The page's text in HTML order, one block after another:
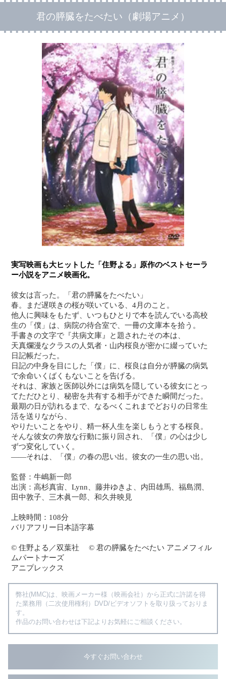
君の膵臓をたべたい（劇場アニメ）
実写映画も大ヒットした「住野よる」原作のベストセーラ
ー小説をアニメ映画化。
彼女は言った。「君の膵臓をたべたい」
春。まだ遅咲きの桜が咲いている、4月のこと。
他人に興味をもたず、いつもひとりで本を読んでいる高校
生の「僕」は、病院の待合室で、一冊の文庫本を拾う。
手書きの文字で『共病文庫』と題されたその本は、
天真爛漫なクラスの人気者・山内桜良が密かに綴っていた
日記帳だった。
日記の中身を目にした「僕」に、桜良は自分が膵臓の病気
で余命いくばくもないことを告げる。
それは、家族と医師以外には病気を隠している彼女にとっ
てただひとり、秘密を共有する相手ができた瞬間だった。
最期の日が訪れるまで、なるべくこれまでどおりの日常生
活を送りながら、
やりたいことをやり、精一杯人生を楽しもうとする桜良。
そんな彼女の奔放な行動に振り回され、「僕」の心は少し
ずつ変化していく。
――それは、「僕」の春の思い出。彼女の一生の思い出。
監督：牛嶋新一郎
出演：高杉真宙、Lynn、藤井ゆきよ、内田雄馬、福島潤、
田中敦子、三木眞一郎、和久井映見
上映時間：108分
バリアフリー日本語字幕
© 住野よる／双葉社 © 君の膵臓をたべたい アニメフィル
ムパートナーズ
アニプレックス
弊社(MMC)は、映画メーカー様（映画会社）から正式に許諾を得
た業務用（二次使用権利）DVD/ビデオソフトを取り扱っておりま
す。
作品のお問い合わせは下記よりお気軽にご相談ください。
今すぐお問い合わせ